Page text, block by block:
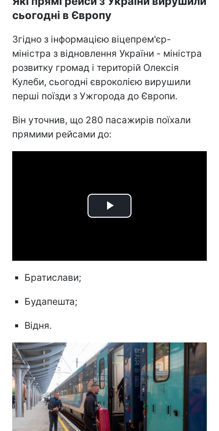
сьогодні в Європу
Згідно з інформацією віцепрем'єр-
міністра з відновлення України - міністра
розвитку громад і територій Олексія
Кулеби, сьогодні євроколією вирушили
перші поїзди з Ужгорода до Європи.
Він уточнив, що 280 пасажирів поїхали
прямими рейсами до:
Play
Братислави;
Будапешта;
Відня.